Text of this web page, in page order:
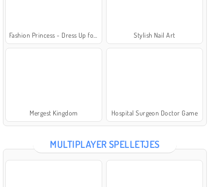
Stylish Nail Art
Mergest Kingdom Hospital Surgeon Doctor Game
MULTIPLAYER SPELLETJES